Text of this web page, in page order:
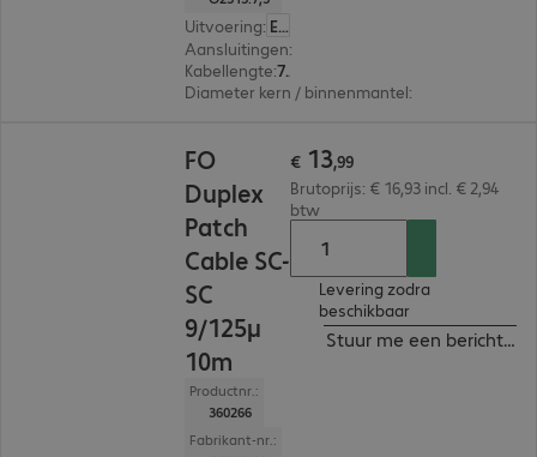
Uitvoering: Europa
Aansluitingen:
Kabellengte: 7,5 m
Diameter kern / binnenmantel:
FO
Duplex
Patch
Cable SC-
SC
9/125µ
10m
Productnr.:
360266
Fabrikant-nr.:
€ 13,99
Brutoprijs: € 16,93 incl. € 2,94
btw
Levering zodra
beschikbaar
Stuur me een bericht